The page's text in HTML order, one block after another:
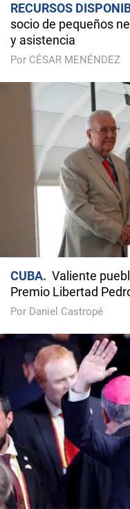
RECURSOS
socio de pequeños
y asistencia
Por CÉSAR MENÉNDEZ
CUBA
Valiente
Premio Libertad
Por Daniel Castropé